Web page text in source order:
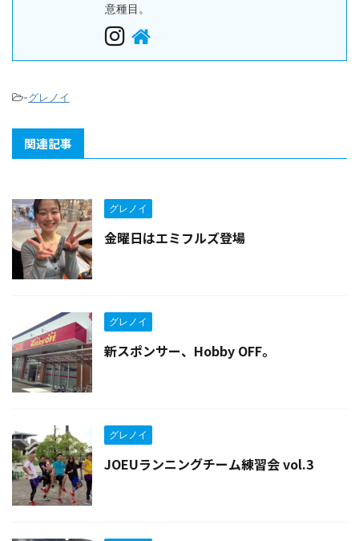
意種目。
-グレノイ
関連記事
グレノイ
金曜日はエミフルズ登場
グレノイ
新スポンサー、Hobby OFF。
グレノイ
JOEUランニングチーム練習会 vol.3